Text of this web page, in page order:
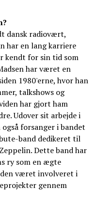
dansk radiovært,
har en lang karriere
kendt for sin tid som
har været en
1980'erne, hvor han
talkshows og
har gjort ham
Udover sit arbejde i
forsanger i bandet
band dedikeret til
Dette band har
ry som en ægte
været involveret i
gennem